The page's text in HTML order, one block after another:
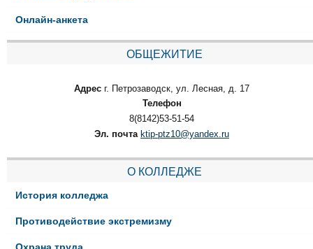
Онлайн-анкета
ОБЩЕЖИТИЕ
Адрес г. Петрозаводск, ул. Лесная, д. 17
Телефон
8(8142)53-51-54
Эл. почта ktip-ptz10@yandex.ru
О КОЛЛЕДЖЕ
История колледжа
Противодействие экстремизму